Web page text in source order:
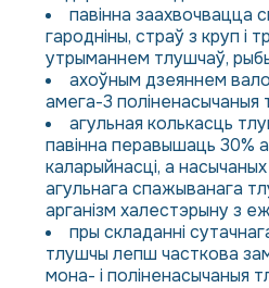
павінна заахвочвацца
гародніны, страў з круп і
утрыманнем тлушчаў,
ахоўным дзеяннем
амега-3 поліненасычаныя
агульная колькасць
павінна перавышаць 30%
каларыйнасці, а
агульнага спажыванага
арганізм халестэрыну з
пры складанні
тлушчы лепш часткова
мона- і поліненасычаныя